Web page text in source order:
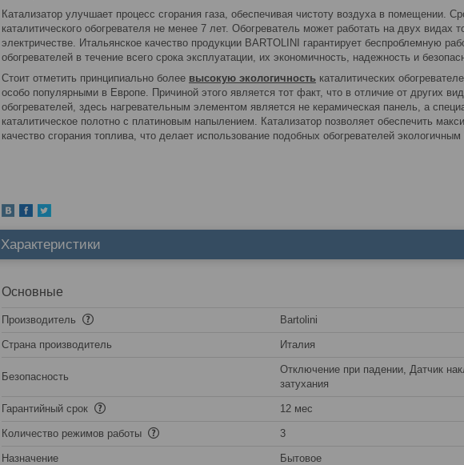
Катализатор улучшает процесс сгорания газа, обеспечивая чистоту воздуха в помещении.
каталитического обогревателя не менее 7 лет. Обогреватель может работать на двух видах
электричестве. Итальянское качество продукции BARTOLINI гарантирует беспроблемную
обогревателей в течение всего срока эксплуатации, их экономичность, надежность и
Стоит отметить принципиально более высокую экологичность каталитических
особо популярными в Европе. Причиной этого является тот факт, что в отличие от других
обогревателей, здесь нагревательным элементом является не керамическая панель, а
каталитическое полотно с платиновым напылением. Катализатор позволяет обеспечить
качество сгорания топлива, что делает использование подобных обогревателей
Характеристики
Основные
Производитель Bartolini
Страна производитель Италия
Безопасность
Отключение при падении, Датчик
затухания
Гарантийный срок 12 мес
Количество режимов работы 3
Назначение Бытовое